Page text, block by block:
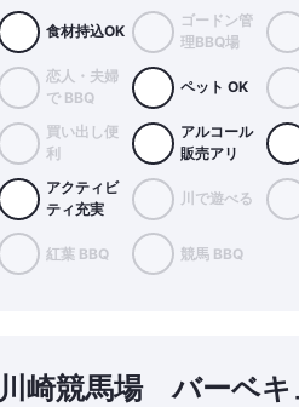
食材持込OK
ゴードン管
理BBQ場
恋人・夫婦
で BBQ
ペット OK
買い出し便
利
アルコール
販売アリ
アクティビ
ティ充実
川で遊べる
紅葉 BBQ 競馬 BBQ
川崎競馬場 バーベキ